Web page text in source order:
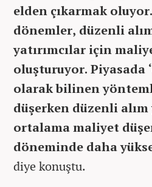
elden çıkarmak
dönemler, düzenli
yatırımcılar için
oluşturuyor. Piyasada
olarak bilinen
düşerken düzenli alım
ortalama maliyet
döneminde daha
diye konuştu.